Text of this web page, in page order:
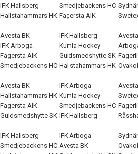
IFK Hallsberg Smedjebackens HC
Hallstahammars HK Fagersta AIK
Avesta BK IFK Hallsberg
IFK Arboga Kumla Hockey
Fagersta AIK Guldsmedshytte SK
Smedjebackens HC Hallstahammars HK
Avesta BK IFK Arboga
Hallstahammars HK Kumla Hockey
Fagersta AIK Smedjebackens HC
Guldsmedshytte SK IFK Hallsberg
IFK Hallsberg IFK Arboga
Smedjebackens HC Avesta BK